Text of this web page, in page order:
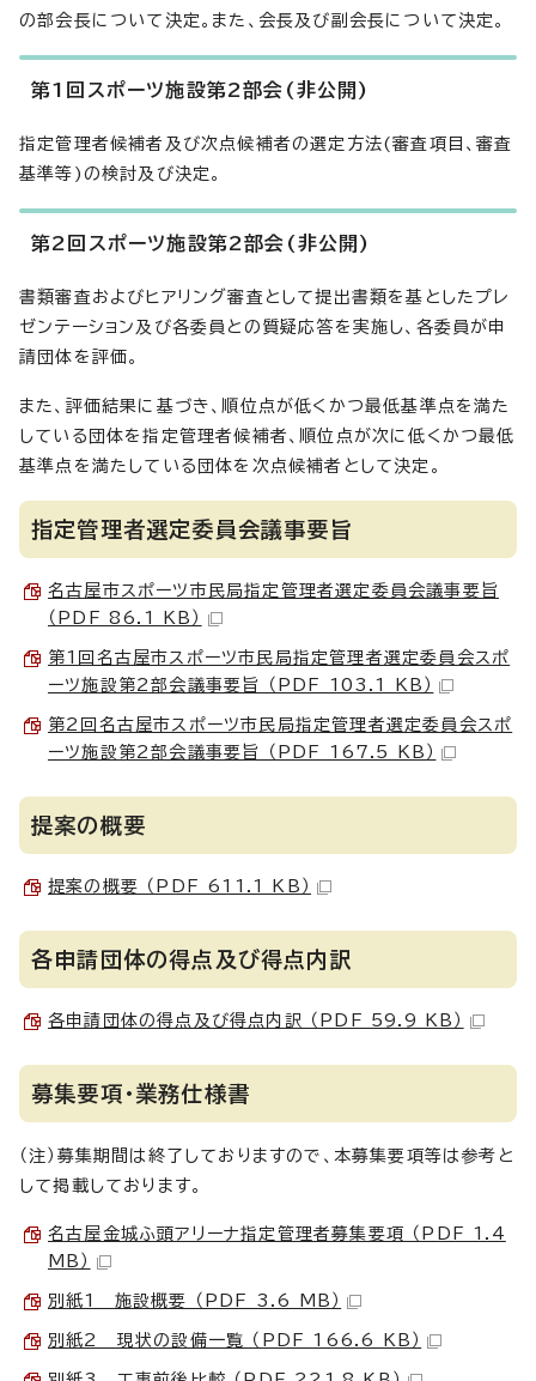
の部会長について決定。また、会長及び副会長について決定。
第1回スポーツ施設第2部会(非公開)
指定管理者候補者及び次点候補者の選定方法(審査項目、審査
基準等)の検討及び決定。
第2回スポーツ施設第2部会(非公開)
書類審査およびヒアリング審査として提出書類を基としたプレ
ゼンテーション及び各委員との質疑応答を実施し、各委員が申
請団体を評価。
また、評価結果に基づき、順位点が低くかつ最低基準点を満た
している団体を指定管理者候補者、順位点が次に低くかつ最低
基準点を満たしている団体を次点候補者として決定。
指定管理者選定委員会議事要旨
名古屋市スポーツ市民局指定管理者選定委員会議事要旨
（PDF 86.1 KB）
第1回名古屋市スポーツ市民局指定管理者選定委員会スポ
ーツ施設第2部会議事要旨 （PDF 103.1 KB）
第2回名古屋市スポーツ市民局指定管理者選定委員会スポ
ーツ施設第2部会議事要旨 （PDF 167.5 KB）
提案の概要
提案の概要 （PDF 611.1 KB）
各申請団体の得点及び得点内訳
各申請団体の得点及び得点内訳 （PDF 59.9 KB）
募集要項・業務仕様書
（注）募集期間は終了しておりますので、本募集要項等は参考と
して掲載しております。
名古屋金城ふ頭アリーナ指定管理者募集要項 （PDF 1.4
MB）
別紙1 施設概要 （PDF 3.6 MB）
別紙2 現状の設備一覧 （PDF 166.6 KB）